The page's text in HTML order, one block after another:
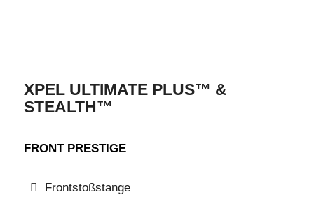
XPEL ULTIMATE PLUS™ &
STEALTH™
FRONT PRESTIGE
Frontstoßstange